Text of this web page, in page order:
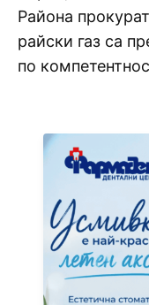
Района
райски газ са
по